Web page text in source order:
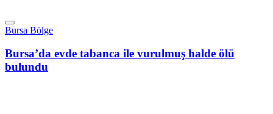
Bursa Bölge
Bursa’da evde tabanca ile vurulmuş halde ölü
bulundu